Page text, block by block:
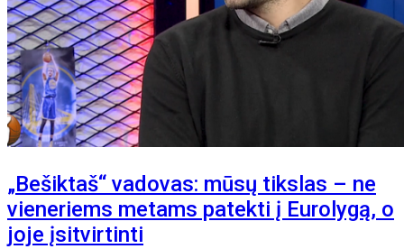
„Bešiktaš“ vadovas: mūsų tikslas – ne
vieneriems metams patekti į Eurolygą, o
joje įsitvirtinti